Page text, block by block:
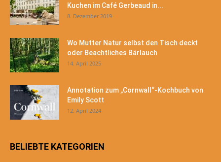
Kuchen im Café Gerbeaud in...
8. Dezember 2019
Wo Mutter Natur selbst den Tisch deckt
oder Beachtliches Bärlauch
14. April 2025
Annotation zum „Cornwall“-Kochbuch von
Emily Scott
12. April 2024
BELIEBTE KATEGORIEN